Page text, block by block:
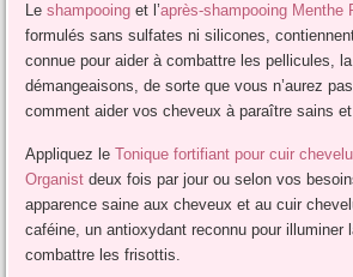
Leshampooing et l’après-shampooing Menthe
formulés sans sulfates ni silicones,
connue pour aider à combattre les pellicules,
démangeaisons, de sorte que vous n’aurez
comment aider vos cheveux à paraître sains
Appliquez leTonique fortifiant pour cuir
Organist deux fois par jour ou selon vos
apparence saine aux cheveux et au cuir
caféine, un antioxydant reconnu pour illuminer
combattre les frisottis.